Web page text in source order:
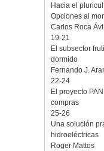
Hacia el
Opciones al
Carlos Roca
19-21
El subsector
dormido
Fernando J.
22-24
El proyecto
compras
25-26
Una solución
hidroeléctricas
Roger Mattos